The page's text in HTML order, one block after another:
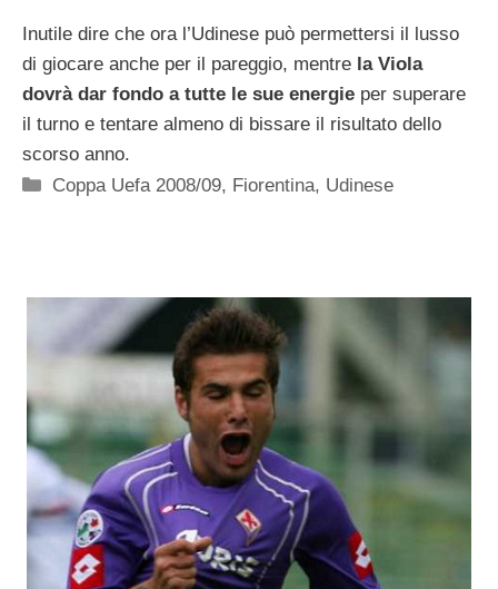
Inutile dire che ora l’Udinese può permettersi il lusso
di giocare anche per il pareggio, mentre la Viola
dovrà dar fondo a tutte le sue energie per superare
il turno e tentare almeno di bissare il risultato dello
scorso anno.
Categorie
Coppa Uefa 2008/09, Fiorentina, Udinese